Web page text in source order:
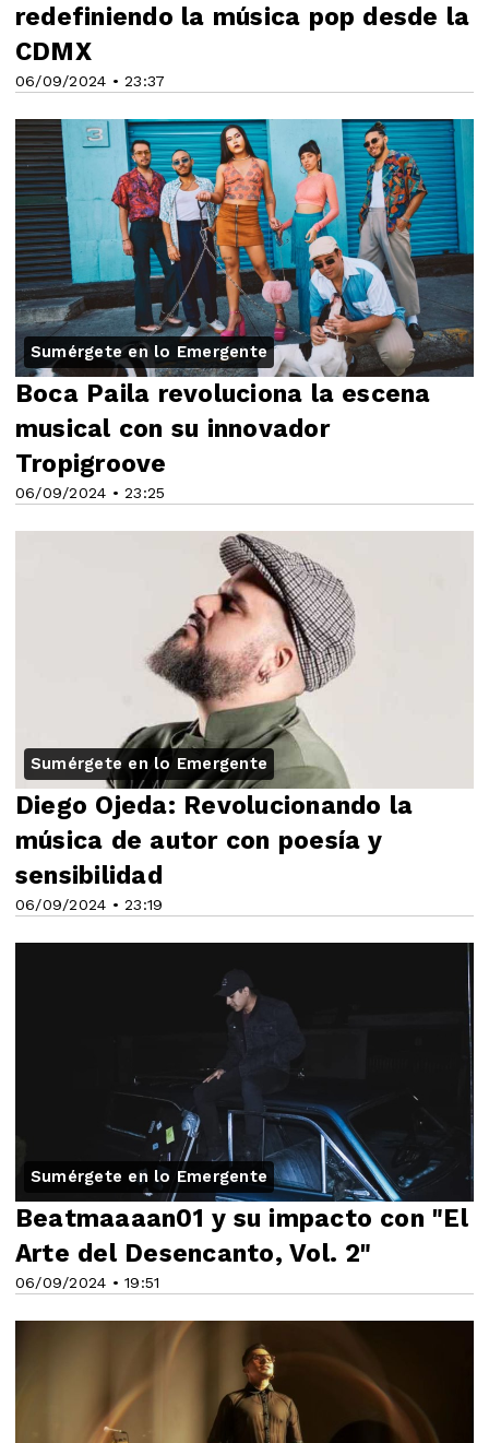
06/09/2024 • 23:37
redefiniendo la música pop desde la
CDMX
Sumérgete en lo Emergente
06/09/2024 • 23:25
Boca Paila revoluciona la escena
musical con su innovador
Tropigroove
Sumérgete en lo Emergente
06/09/2024 • 23:19
Diego Ojeda: Revolucionando la
música de autor con poesía y
sensibilidad
Sumérgete en lo Emergente
06/09/2024 • 19:51
Beatmaaaan01 y su impacto con "El
Arte del Desencanto, Vol. 2"